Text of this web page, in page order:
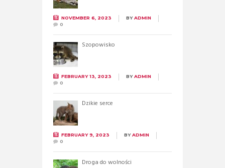
NOVEMBER 6, 2023 BYADMIN
0
Szopowisko
FEBRUARY 13, 2023 BYADMIN
0
Dzikie serce
FEBRUARY 9, 2023 BYADMIN
0
Droga do wolności